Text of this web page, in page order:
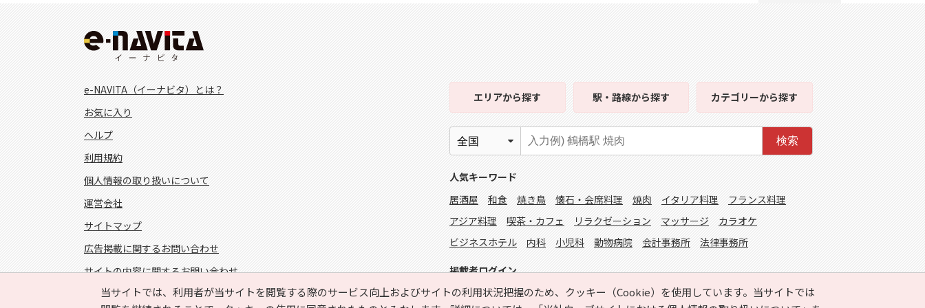
当サイトでは、利用者が当サイトを閲覧する際のサービス向上およびサイトの利用状況把握のため、クッキー（Cookie）を使用しています。当サイトでは
e-NAVITA（イーナビタ）とは？
お気に入り
ヘルプ
利用規約
個人情報の取り扱いについて
運営会社
サイトマップ
広告掲載に関するお問い合わせ
サイトの内容に関するお問い合わせ
エリアから探す 駅・路線から探す カテゴリーから探す
検索
人気キーワード
居酒屋
和食 焼き鳥 懐石・会席料理 焼肉 イタリア料理
フランス料理
アジア料理
喫茶・カフェ リラクゼーション マッサージ
カラオケ
ビジネスホテル
内科 小児科 動物病院 会計事務所 法律事務所
掲載者ログイン